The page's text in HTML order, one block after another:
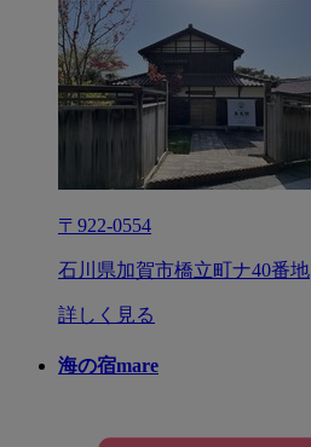
〒922-0554
石川県加賀市橋立町ナ40番地
詳しく見る
海の宿mare